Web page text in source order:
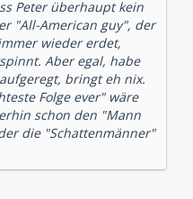
Peter überhaupt kein
"All-American guy", der
wieder erdet,
Aber egal, habe
bringt eh nix.
Folge ever" wäre
schon den "Mann
die "Schattenmänner"